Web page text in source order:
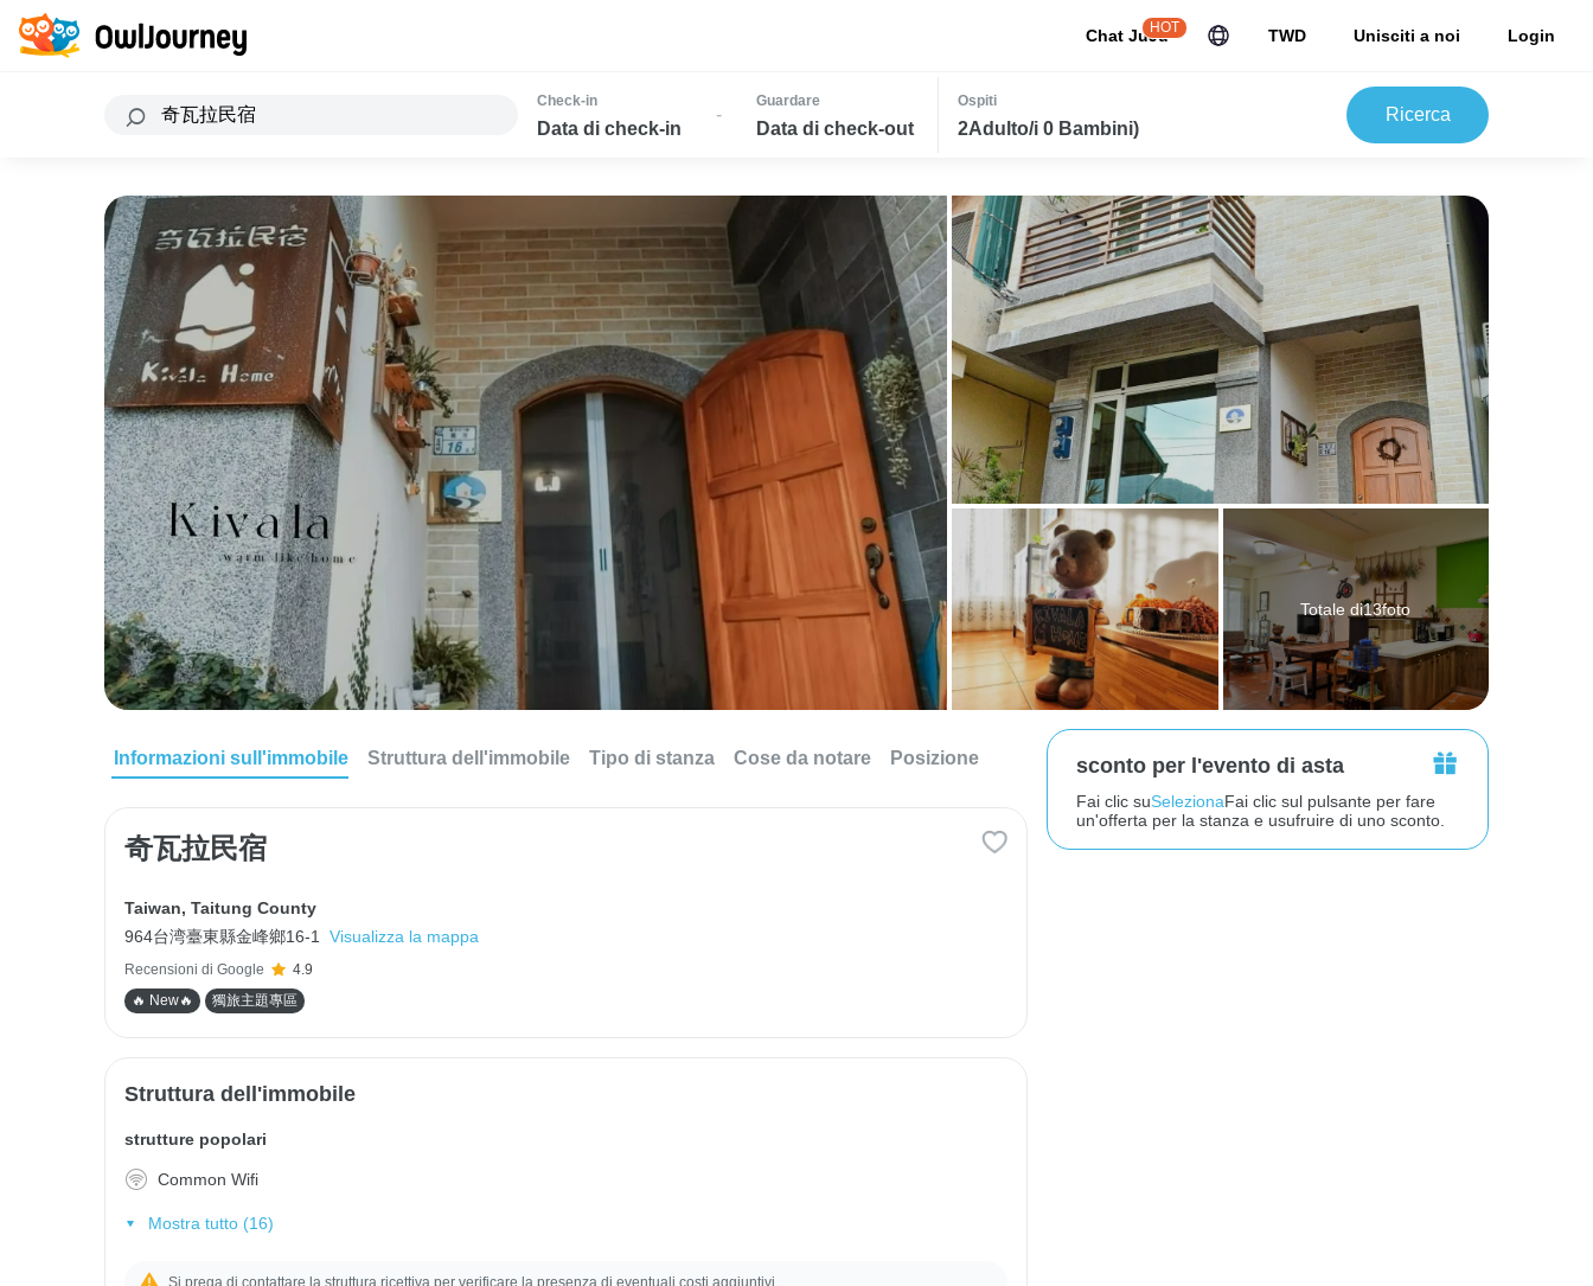
Chat JuJu
HOT TWD Unisciti a noi Login
Check-in
Data di check-in
-
Guardare
Data di check-out
Ospiti
2Adulto/i 0 Bambini)
Ricerca
Totale di13foto
Informazioni sull'immobile Struttura dell'immobile Tipo di stanza Cose da notare Posizione
奇瓦拉民宿
Taiwan, Taitung County
964台湾臺東縣金峰鄉16-1
Visualizza la mappa
Recensioni di Google
4.9
🔥 New🔥
獨旅主題專區
Struttura dell'immobile
strutture popolari
Common Wifi
Mostra tutto (16)
Si prega di contattare la struttura ricettiva per verificare la presenza di eventuali costi aggiuntivi.
sconto per l'evento di asta
Fai clic suSelezionaFai clic sul pulsante per fare
un'offerta per la stanza e usufruire di uno sconto.